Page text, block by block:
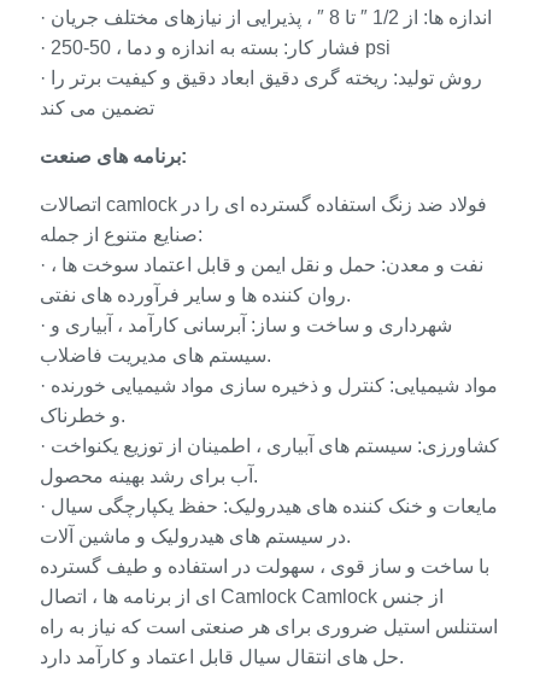
· اندازه ها: از 1/2 ″ تا 8 ″ ، پذیرایی از نیازهای مختلف جریان
· فشار کار: بسته به اندازه و دما ، 50-250 psi
· روش تولید: ریخته گری دقیق ابعاد دقیق و کیفیت برتر را
تضمین می کند
برنامه های صنعت:
اتصالات camlock فولاد ضد زنگ استفاده گسترده ای را در
صنایع متنوع از جمله:
· نفت و معدن: حمل و نقل ایمن و قابل اعتماد سوخت ها ،
روان کننده ها و سایر فرآورده های نفتی.
· شهرداری و ساخت و ساز: آبرسانی کارآمد ، آبیاری و
سیستم های مدیریت فاضلاب.
· مواد شیمیایی: کنترل و ذخیره سازی مواد شیمیایی خورنده
و خطرناک.
· کشاورزی: ​​سیستم های آبیاری ، اطمینان از توزیع یکنواخت
آب برای رشد بهینه محصول.
· مایعات و خنک کننده های هیدرولیک: حفظ یکپارچگی سیال
در سیستم های هیدرولیک و ماشین آلات.
با ساخت و ساز قوی ، سهولت در استفاده و طیف گسترده
ای از برنامه ها ، اتصال Camlock Camlock از جنس
استنلس استیل ضروری برای هر صنعتی است که نیاز به راه
حل های انتقال سیال قابل اعتماد و کارآمد دارد.